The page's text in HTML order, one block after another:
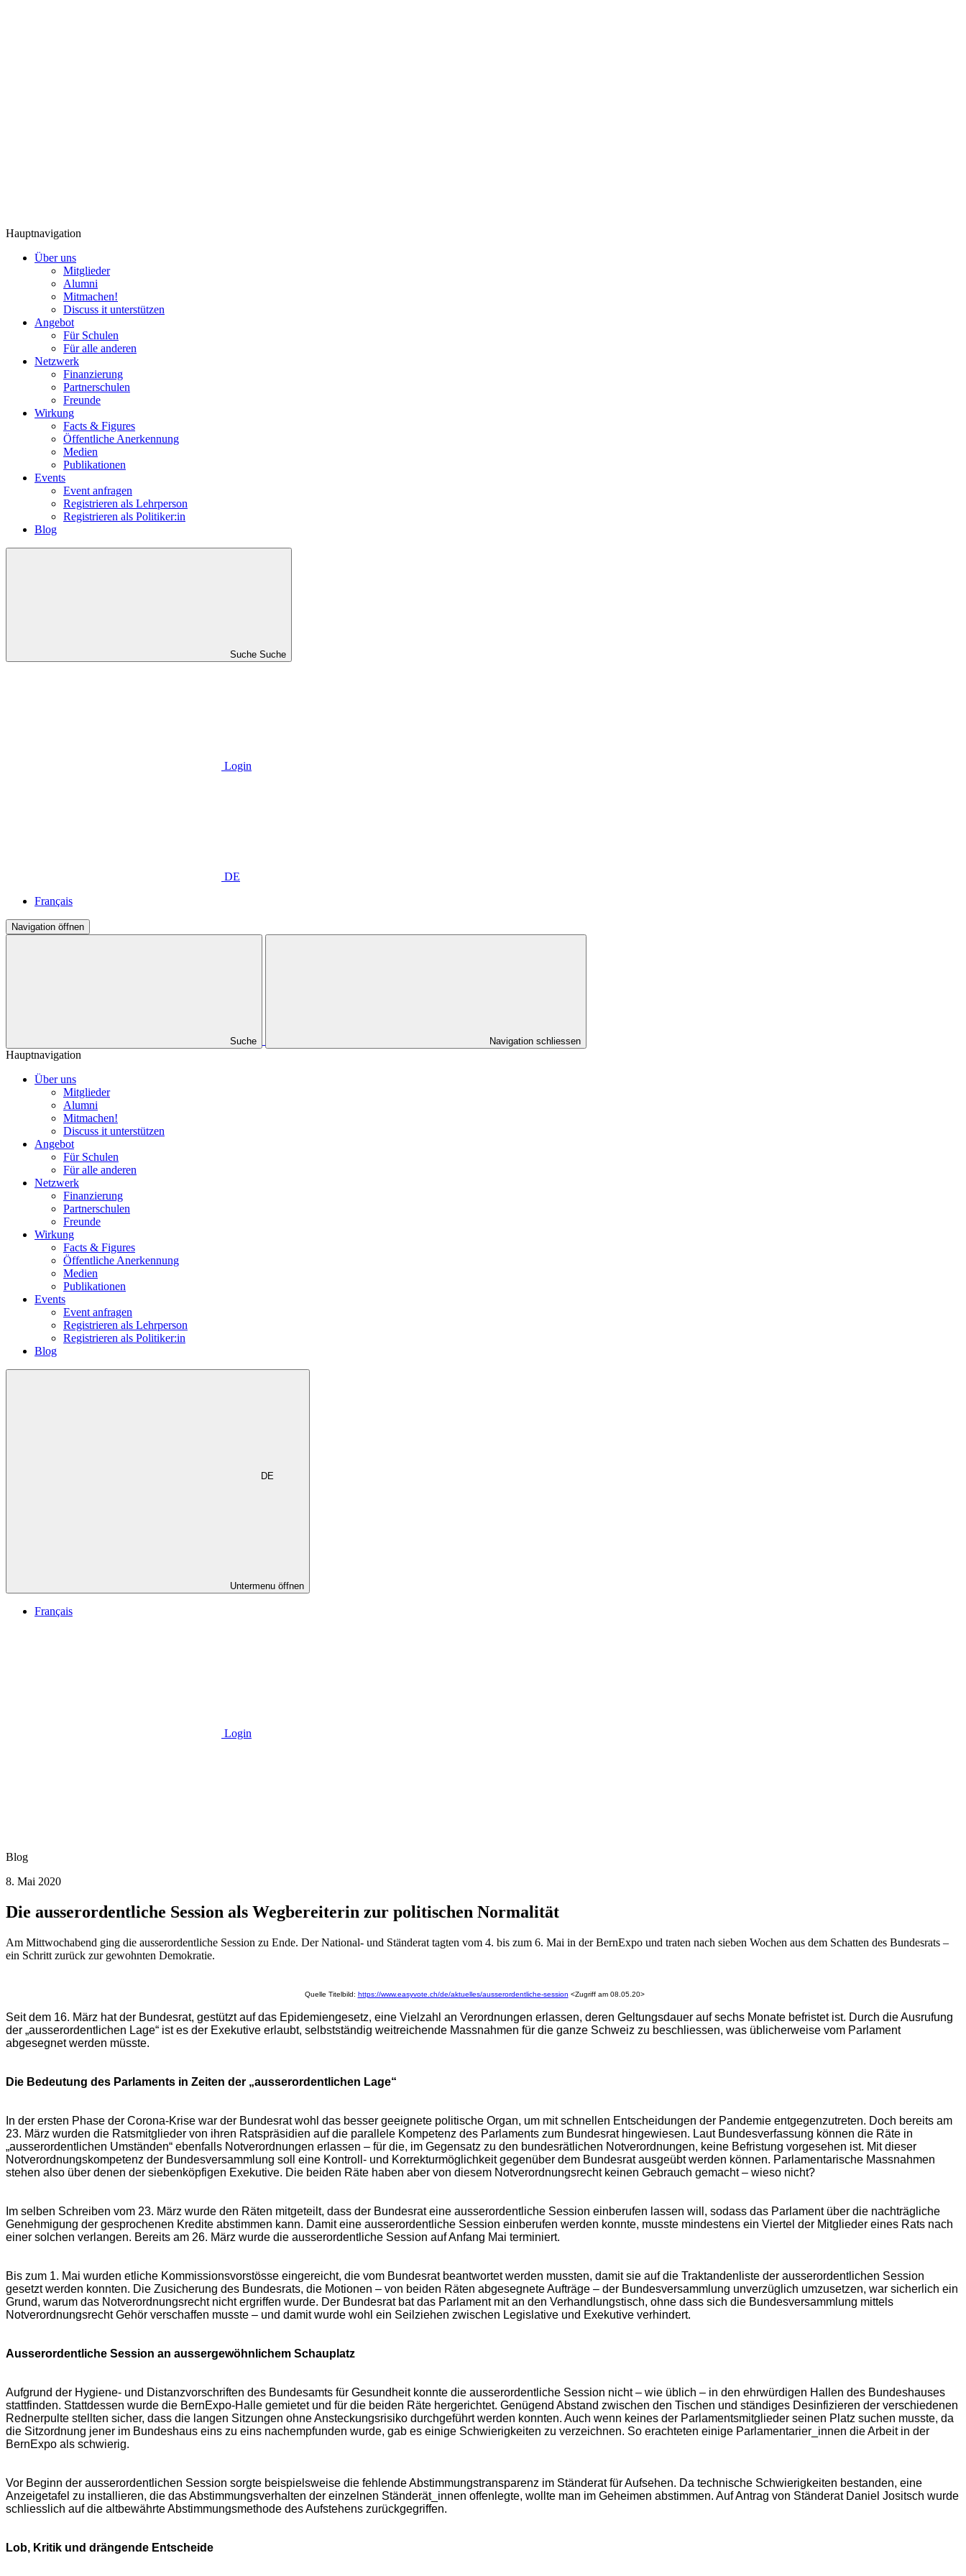
Hauptnavigation
Über uns
Mitglieder
Alumni
Mitmachen!
Discuss it unterstützen
Angebot
Für Schulen
Für alle anderen
Netzwerk
Finanzierung
Partnerschulen
Freunde
Wirkung
Facts & Figures
Öffentliche Anerkennung
Medien
Publikationen
Events
Event anfragen
Registrieren als Lehrperson
Registrieren als Politiker:in
Blog
Suche Suche
Login
DE
Français
Navigation öffnen
Suche Navigation schliessen
Hauptnavigation
Über uns
Mitglieder
Alumni
Mitmachen!
Discuss it unterstützen
Angebot
Für Schulen
Für alle anderen
Netzwerk
Finanzierung
Partnerschulen
Freunde
Wirkung
Facts & Figures
Öffentliche Anerkennung
Medien
Publikationen
Events
Event anfragen
Registrieren als Lehrperson
Registrieren als Politiker:in
Blog
DE
Untermenu öffnen
Français
Login
Blog
8. Mai 2020
Die ausserordentliche Session als Wegbereiterin zur politischen Normalität
Am Mittwochabend ging die ausserordentliche Session zu Ende. Der National- und Ständerat tagten vom 4. bis zum 6. Mai in der BernExpo und traten nach sieben Wochen aus dem Schatten des Bundesrats –
ein Schritt zurück zur gewohnten Demokratie.
Quelle Titelbild: https://www.easyvote.ch/de/aktuelles/ausserordentliche-session <Zugriff am 08.05.20>
Seit dem 16. März hat der Bundesrat, gestützt auf das Epidemiengesetz, eine Vielzahl an Verordnungen erlassen, deren Geltungsdauer auf sechs Monate befristet ist. Durch die Ausrufung
der „ausserordentlichen Lage“ ist es der Exekutive erlaubt, selbstständig weitreichende Massnahmen für die ganze Schweiz zu beschliessen, was üblicherweise vom Parlament
abgesegnet werden müsste.
Die Bedeutung des Parlaments in Zeiten der „ausserordentlichen Lage“
In der ersten Phase der Corona-Krise war der Bundesrat wohl das besser geeignete politische Organ, um mit schnellen Entscheidungen der Pandemie entgegenzutreten. Doch bereits am
23. März wurden die Ratsmitglieder von ihren Ratspräsidien auf die parallele Kompetenz des Parlaments zum Bundesrat hingewiesen. Laut Bundesverfassung können die Räte in
„ausserordentlichen Umständen“ ebenfalls Notverordnungen erlassen – für die, im Gegensatz zu den bundesrätlichen Notverordnungen, keine Befristung vorgesehen ist. Mit dieser
Notverordnungskompetenz der Bundesversammlung soll eine Kontroll- und Korrekturmöglichkeit gegenüber dem Bundesrat ausgeübt werden können. Parlamentarische Massnahmen
stehen also über denen der siebenköpfigen Exekutive. Die beiden Räte haben aber von diesem Notverordnungsrecht keinen Gebrauch gemacht – wieso nicht?
Im selben Schreiben vom 23. März wurde den Räten mitgeteilt, dass der Bundesrat eine ausserordentliche Session einberufen lassen will, sodass das Parlament über die nachträgliche
Genehmigung der gesprochenen Kredite abstimmen kann. Damit eine ausserordentliche Session einberufen werden konnte, musste mindestens ein Viertel der Mitglieder eines Rats nach
einer solchen verlangen. Bereits am 26. März wurde die ausserordentliche Session auf Anfang Mai terminiert.
Bis zum 1. Mai wurden etliche Kommissionsvorstösse eingereicht, die vom Bundesrat beantwortet werden mussten, damit sie auf die Traktandenliste der ausserordentlichen Session
gesetzt werden konnten. Die Zusicherung des Bundesrats, die Motionen – von beiden Räten abgesegnete Aufträge – der Bundesversammlung unverzüglich umzusetzen, war sicherlich ein
Grund, warum das Notverordnungsrecht nicht ergriffen wurde. Der Bundesrat bat das Parlament mit an den Verhandlungstisch, ohne dass sich die Bundesversammlung mittels
Notverordnungsrecht Gehör verschaffen musste – und damit wurde wohl ein Seilziehen zwischen Legislative und Exekutive verhindert.
Ausserordentliche Session an aussergewöhnlichem Schauplatz
Aufgrund der Hygiene- und Distanzvorschriften des Bundesamts für Gesundheit konnte die ausserordentliche Session nicht– wie üblich – in den ehrwürdigen Hallen des Bundeshauses
stattfinden. Stattdessen wurde die BernExpo-Halle gemietet und für die beiden Räte hergerichtet. Genügend Abstand zwischen den Tischen und ständiges Desinfizieren der verschiedenen
Rednerpulte stellten sicher, dass die langen Sitzungen ohne Ansteckungsrisiko durchgeführt werden konnten. Auch wenn keines der Parlamentsmitglieder seinen Platz suchen musste, da
die Sitzordnung jener im Bundeshaus eins zu eins nachempfunden wurde, gab es einige Schwierigkeiten zu verzeichnen. So erachteten einige Parlamentarier_innen die Arbeit in der
BernExpo als schwierig.
Vor Beginn der ausserordentlichen Session sorgte beispielsweise die fehlende Abstimmungstransparenz im Ständerat für Aufsehen. Da technische Schwierigkeiten bestanden, eine
Anzeigetafel zu installieren, die das Abstimmungsverhalten der einzelnen Ständerät_innen offenlegte, wollte man im Geheimen abstimmen. Auf Antrag von Ständerat Daniel Jositsch wurde
schliesslich auf die altbewährte Abstimmungsmethode des Aufstehens zurückgegriffen.
Lob, Kritik und drängende Entscheide